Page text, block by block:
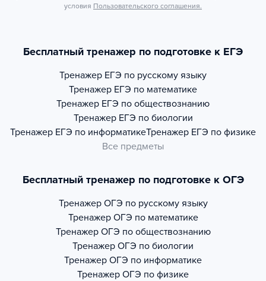
условия Пользовательского соглашения.
Бесплатный тренажер по подготовке к ЕГЭ
Тренажер ЕГЭ по русскому языку
Тренажер ЕГЭ по математике
Тренажер ЕГЭ по обществознанию
Тренажер ЕГЭ по биологии
Тренажер ЕГЭ по информатикеТренажер ЕГЭ по физике
Все предметы
Бесплатный тренажер по подготовке к ОГЭ
Тренажер ОГЭ по русскому языку
Тренажер ОГЭ по математике
Тренажер ОГЭ по обществознанию
Тренажер ОГЭ по биологии
Тренажер ОГЭ по информатике
Тренажер ОГЭ по физике